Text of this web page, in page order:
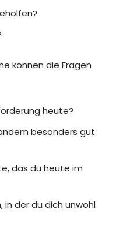
können die Fragen
heute?
besonders gut
das du heute im
der du dich unwohl